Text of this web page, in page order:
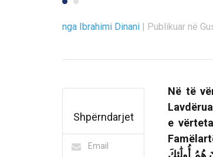
nga Ibrahimi Dinani | Publikuar në
Shpërndarjet
Email
Në të
e
أُولَٰئِكَ هُمُ